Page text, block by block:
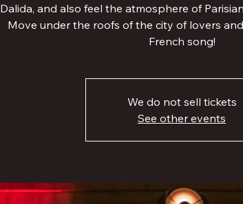
Dalida, and also feel the atmosphere of
Move under the roofs of the city of lovers
French song!
We do not sell tickets
See other events